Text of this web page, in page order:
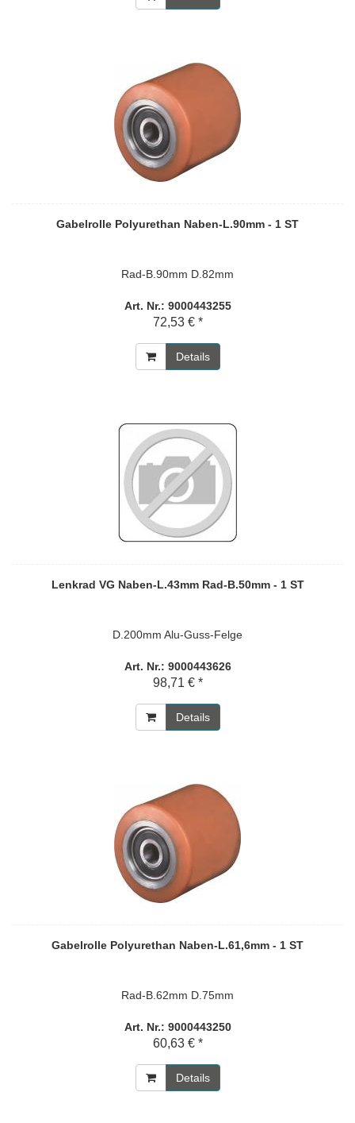
Gabelrolle Polyurethan Naben-L.90mm - 1 ST
Rad-B.90mm D.82mm
Art. Nr.: 9000443255
72,53 € *
Details
Lenkrad VG Naben-L.43mm Rad-B.50mm - 1 ST
D.200mm Alu-Guss-Felge
Art. Nr.: 9000443626
98,71 € *
Details
Gabelrolle Polyurethan Naben-L.61,6mm - 1 ST
Rad-B.62mm D.75mm
Art. Nr.: 9000443250
60,63 € *
Details